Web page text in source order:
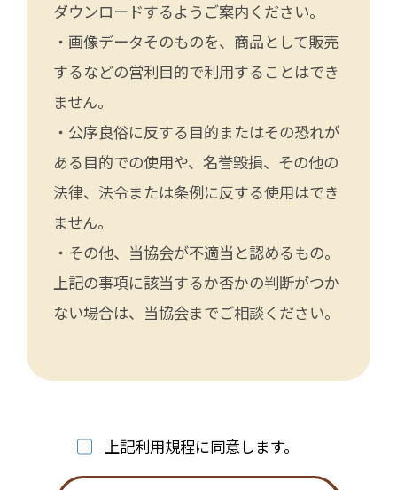
ダウンロードするようご案内ください。
・画像データそのものを、商品として販売
するなどの営利目的で利用することはでき
ません。
・公序良俗に反する目的またはその恐れが
ある目的での使用や、名誉毀損、その他の
法律、法令または条例に反する使用はでき
ません。
・その他、当協会が不適当と認めるもの。
上記の事項に該当するか否かの判断がつか
ない場合は、当協会までご相談ください。
上記利用規程に同意します。